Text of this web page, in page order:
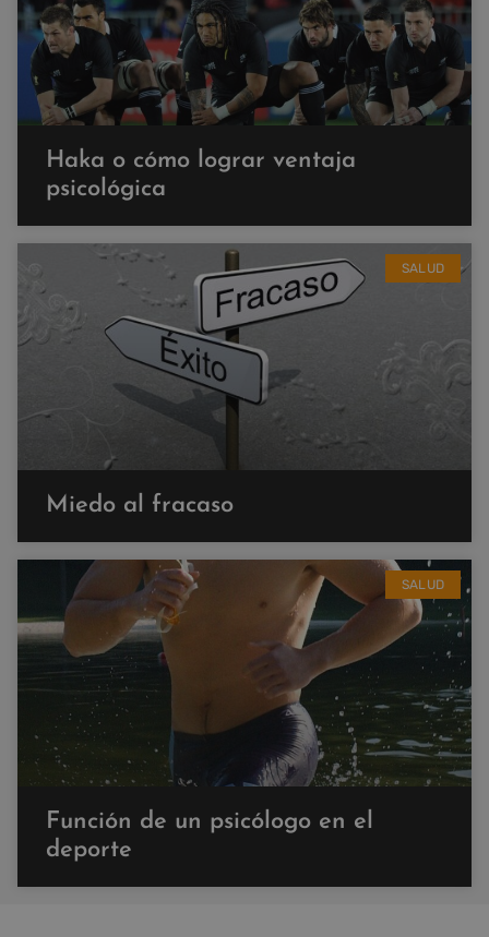
Haka o cómo lograr ventaja
psicológica
SALUD
Miedo al fracaso
SALUD
Función de un psicólogo en el
deporte